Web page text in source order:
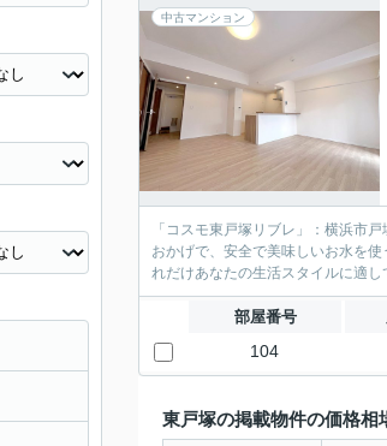
中古マンション
「コスモ東戸塚リブレ」：横浜市
おかげで、安全で美味しいお水を
れだけあなたの生活スタイルに適
部屋番号
104
東戸塚の掲載物件の価格相